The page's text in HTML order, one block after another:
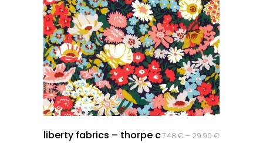
liberty fabrics – thorpe c7.48 € – 29.90 €